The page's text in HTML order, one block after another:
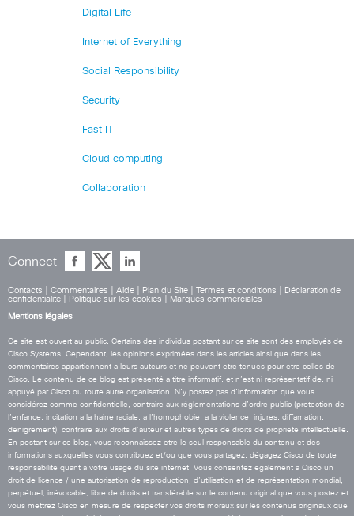
Digital Life
Internet of Everything
Social Responsibility
Security
Fast IT
Cloud computing
Collaboration
Connect
Contacts Commentaires Aide Plan du Site Termes et conditions
Déclaration de
confidentialité
Politique sur les cookies
Marques commerciales
Mentions légales
Ce site est ouvert au public. Certains des individus postant sur ce site sont des employés de
Cisco Systems. Cependant, les opinions exprimées dans les articles ainsi que dans les
commentaires appartiennent a leurs auteurs et ne peuvent etre tenues pour etre celles de
Cisco. Le contenu de ce blog est présenté a titre informatif, et n’est ni représentatif de, ni
appuyé par Cisco ou toute autre organisation. N’y postez pas d’information que vous
considérez comme confidentielle, contraire aux réglementations d’ordre public (protection de
l’enfance, incitation a la haine raciale, a l’homophobie, a la violence, injures, diffamation,
dénigrement), contraire aux droits d’auteur et autres types de droits de propriété intellectuelle.
En postant sur ce blog, vous reconnaissez etre le seul responsable du contenu et des
informations auxquelles vous contribuez et/ou que vous partagez, dégagez Cisco de toute
responsabilité quant a votre usage du site internet. Vous consentez également a Cisco un
droit de licence / une autorisation de reproduction, d’utilisation et de représentation mondial,
perpétuel, irrévocable, libre de droits et transférable sur le contenu original que vous postez et
vous mettrez Cisco en mesure de respecter vos droits moraux sur les contenus originaux que